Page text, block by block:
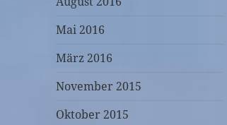
Mai 2016
März 2016
November 2015
Oktober 2015